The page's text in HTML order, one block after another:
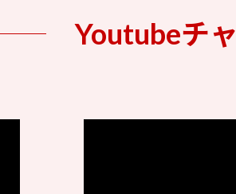
Youtubeチ